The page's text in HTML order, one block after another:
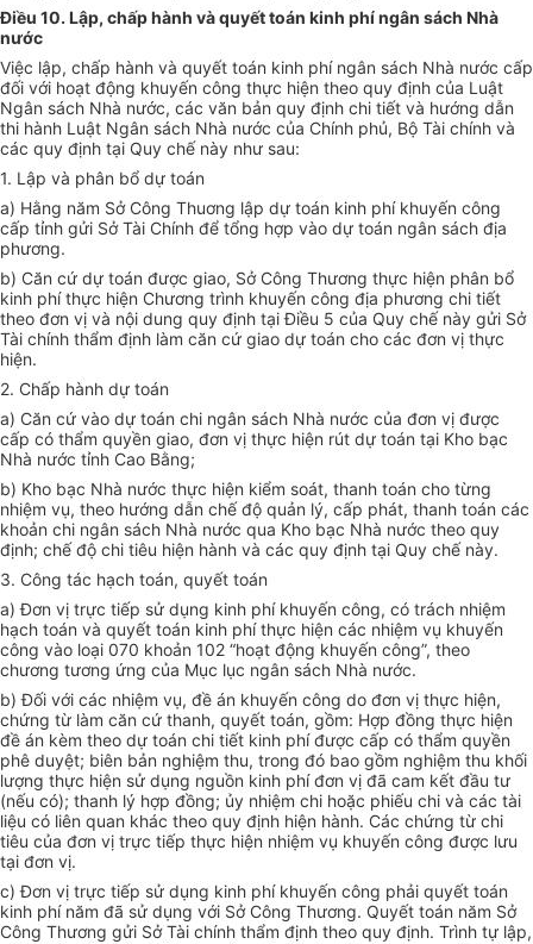
Điều 10. Lập, chấp hành và quyết toán kinh phí ngân sách Nhà
nước
Việc lập, chấp hành và quyết toán kinh phí ngân sách Nhà nước cấp
đối với hoạt động khuyến công thực hiện theo quy định của Luật
Ngân sách Nhà nước, các văn bản quy định chi tiết và hướng dẫn
thi hành Luật Ngân sách Nhà nước của Chính phủ, Bộ Tài chính và
các quy định tại Quy chế này như sau:
1. Lập và phân bổ dự toán
a) Hằng năm Sở Công Thuơng lập dự toán kinh phí khuyến công
cấp tỉnh gửi Sở Tài Chính để tổng hợp vào dự toán ngân sách địa
phương.
b) Căn cứ dự toán được giao, Sở Công Thương thực hiện phân bổ
kinh phí thực hiện Chương trình khuyến công địa phương chi tiết
theo đơn vị và nội dung quy định tại Điều 5 của Quy chế này gửi Sở
Tài chính thẩm định làm căn cứ giao dự toán cho các đơn vị thực
hiện.
2. Chấp hành dự toán
a) Căn cứ vào dự toán chi ngân sách Nhà nước của đơn vị được
cấp có thẩm quyền giao, đơn vị thực hiện rút dự toán tại Kho bạc
Nhà nước tỉnh Cao Bằng;
b) Kho bạc Nhà nước thực hiện kiểm soát, thanh toán cho từng
nhiệm vụ, theo hướng dẫn chế độ quản lý, cấp phát, thanh toán các
khoản chi ngân sách Nhà nước qua Kho bạc Nhà nước theo quy
định; chế độ chi tiêu hiện hành và các quy định tại Quy chế này.
3. Công tác hạch toán, quyết toán
a) Đơn vị trực tiếp sử dụng kinh phí khuyến công, có trách nhiệm
hạch toán và quyết toán kinh phí thực hiện các nhiệm vụ khuyến
công vào loại 070 khoản 102 “hoạt động khuyến công”, theo
chương tương ứng của Mục lục ngân sách Nhà nước.
b) Đối với các nhiệm vụ, đề án khuyến công do đơn vị thực hiện,
chứng từ làm căn cứ thanh, quyết toán, gồm: Hợp đồng thực hiện
đề án kèm theo dự toán chi tiết kinh phí được cấp có thẩm quyền
phê duyệt; biên bản nghiệm thu, trong đó bao gồm nghiệm thu khối
lượng thực hiện sử dụng nguồn kinh phí đơn vị đã cam kết đầu tư
(nếu có); thanh lý hợp đồng; ủy nhiệm chi hoặc phiếu chi và các tài
liệu có liên quan khác theo quy định hiện hành. Các chứng từ chi
tiêu của đơn vị trực tiếp thực hiện nhiệm vụ khuyến công được lưu
tại đơn vị.
c) Đơn vị trực tiếp sử dụng kinh phí khuyến công phải quyết toán
kinh phí năm đã sử dụng với Sở Công Thương. Quyết toán năm Sở
Công Thương gửi Sở Tài chính thẩm định theo quy định. Trình tự lập,